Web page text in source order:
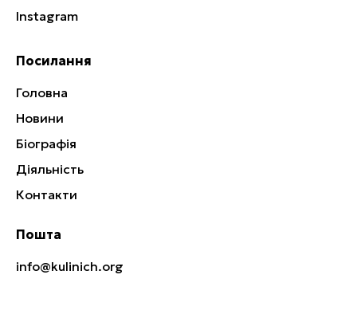
Instagram
Посилання
Головна
Новини
Біографія
Діяльність
Контакти
Пошта
info@kulinich.org